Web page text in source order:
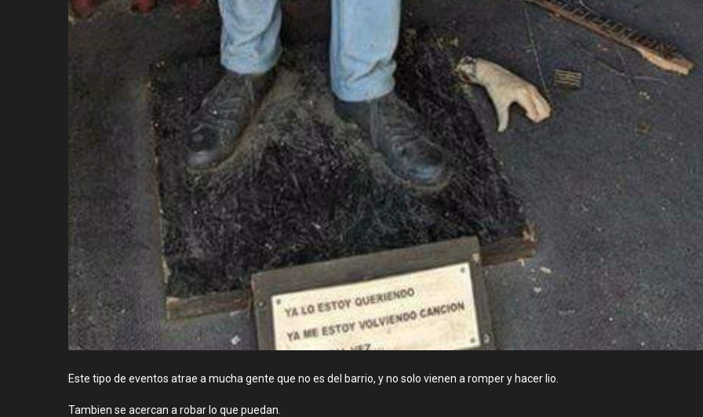
Este tipo de eventos atrae a mucha gente que no es del barrio, y no solo vienen a romper y hacer lio.
Tambien se acercan a robar lo que puedan.